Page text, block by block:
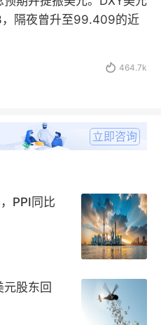
隔夜曾升至99.409的近
 464.7k
立即咨询
PPI同比
股东回